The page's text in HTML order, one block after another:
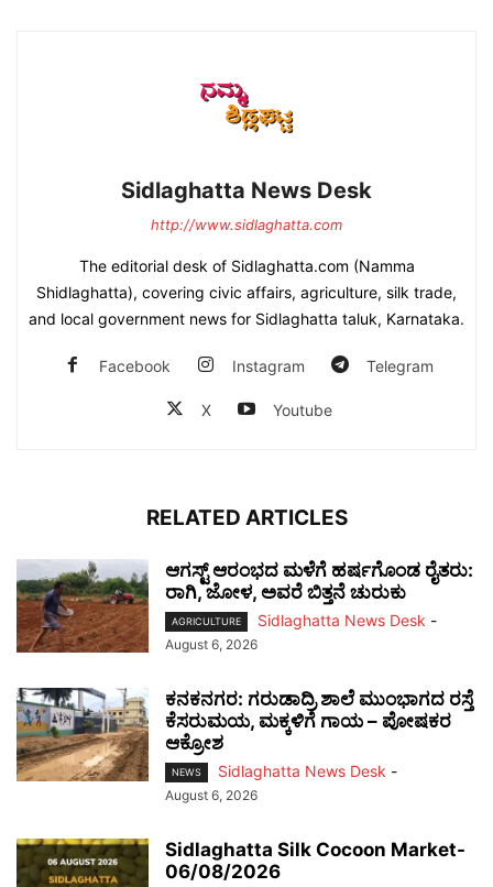
Sidlaghatta News Desk
http://www.sidlaghatta.com
The editorial desk of Sidlaghatta.com (Namma
Shidlaghatta), covering civic affairs, agriculture, silk trade,
and local government news for Sidlaghatta taluk, Karnataka.
Facebook Instagram Telegram
X Youtube
RELATED ARTICLES
ಆಗಸ್ಟ್ ಆರಂಭದ ಮಳೆಗೆ ಹರ್ಷಗೊಂಡ ರೈತರು:
ರಾಗಿ, ಜೋಳ, ಅವರೆ ಬಿತ್ತನೆ ಚುರುಕು
AGRICULTURE Sidlaghatta News Desk -
August 6, 2026
ಕನಕನಗರ: ಗರುಡಾದ್ರಿ ಶಾಲೆ ಮುಂಭಾಗದ ರಸ್ತೆ
ಕೆಸರುಮಯ, ಮಕ್ಕಳಿಗೆ ಗಾಯ – ಪೋಷಕರ
ಆಕ್ರೋಶ
NEWS Sidlaghatta News Desk -
August 6, 2026
Sidlaghatta Silk Cocoon Market-
06/08/2026